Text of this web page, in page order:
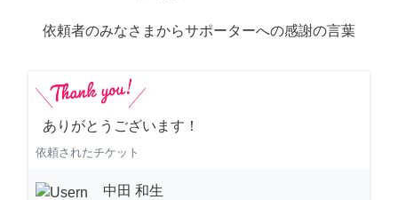
依頼者のみなさまからサポーターへの感謝の言葉
ありがとうございます！
依頼されたチケット
中田 和生